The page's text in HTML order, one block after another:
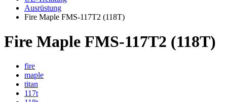
Ausrüstung
Fire Maple FMS-117T2 (118T)
Fire Maple FMS-117T2 (118T)
fire
maple
titan
117t